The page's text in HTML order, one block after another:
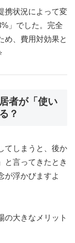
携状況によって変
」でした。完全
め、費用対効果と
者が「使い
？
てしまうと、後か
と言ってきたとき
が浮かびますよ
の大きなメリット